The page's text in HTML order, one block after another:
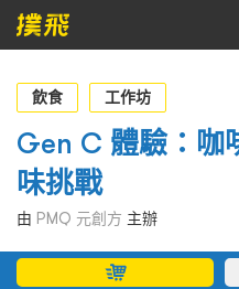
節目
主辦單位
關於撲飛
條款及細則
EN
飲食 工作坊
Gen C 體驗：咖
味挑戰
由 PMQ 元創方 主辦